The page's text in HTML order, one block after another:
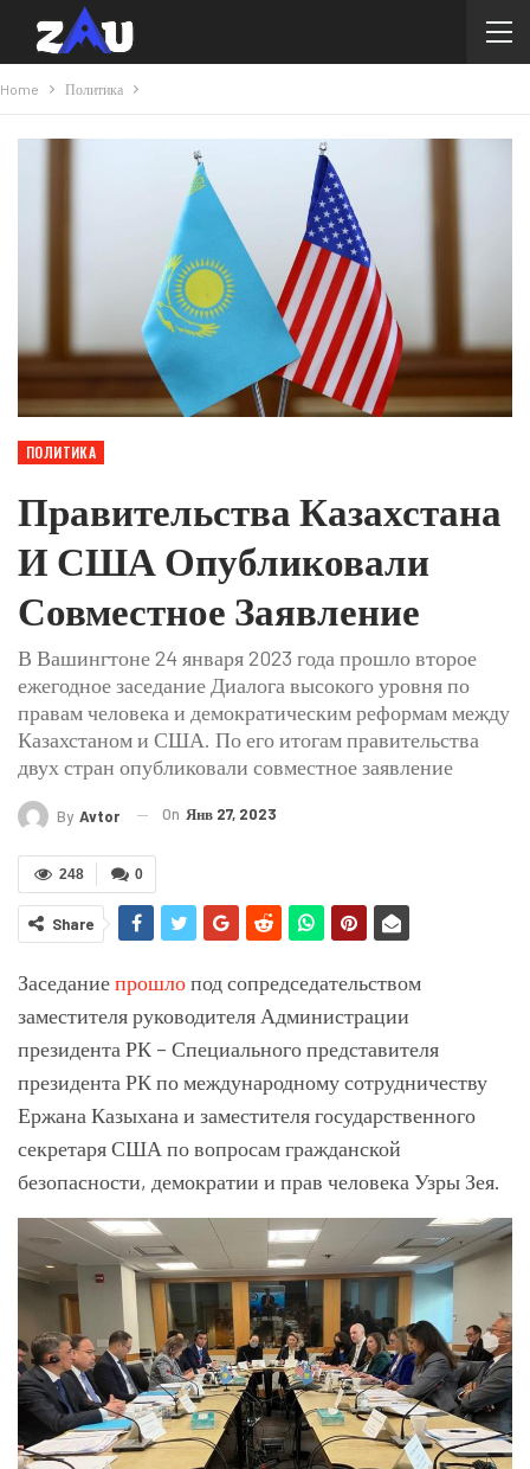
Home Политика
ПОЛИТИКА
Правительства Казахстана
И США Опубликовали
Совместное Заявление
В Вашингтоне 24 января 2023 года прошло второе
ежегодное заседание Диалога высокого уровня по
правам человека и демократическим реформам между
Казахстаном и США. По его итогам правительства
двух стран опубликовали совместное заявление
By Avtor On Янв 27, 2023
0
248
Share
Заседаниепрошлопод сопредседательством
заместителя руководителя Администрации
президента РК – Специального представителя
президента РК по международному сотрудничеству
Ержана Казыхана и заместителя государственного
секретаря США по вопросам гражданской
безопасности, демократии и прав человека Узры Зея.